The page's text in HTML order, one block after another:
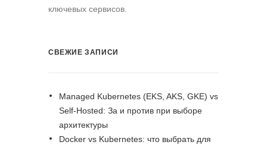
ключевых сервисов.
СВЕЖИЕ ЗАПИСИ
Managed Kubernetes (EKS, AKS, GKE) vs
Self-Hosted: За и против при выборе
архитектуры
Docker vs Kubernetes: что выбрать для